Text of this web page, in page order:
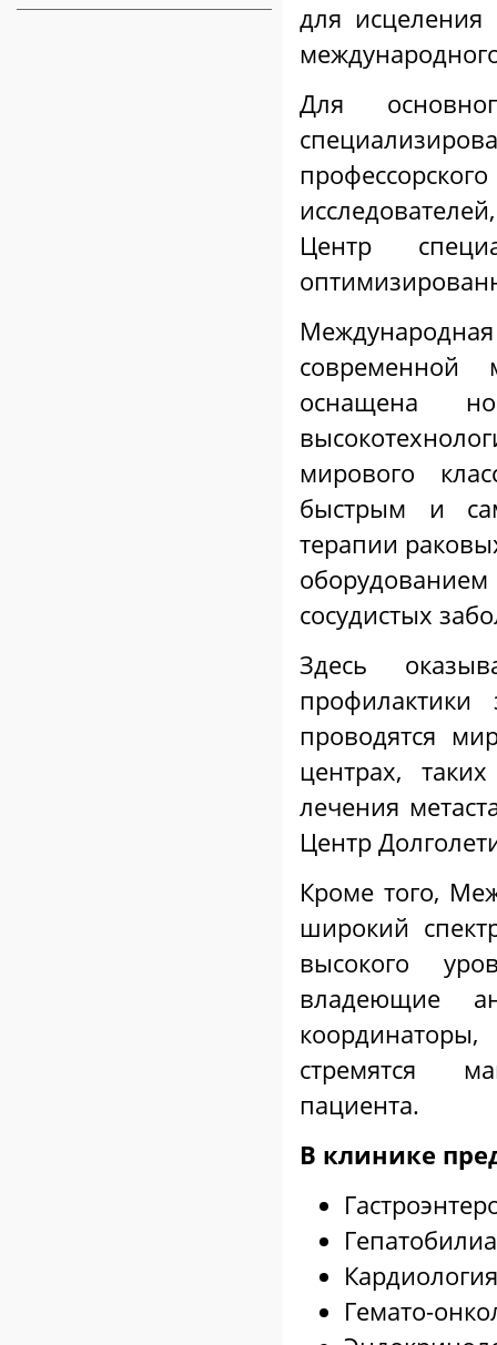
для
Для
Центр
оснащена
мирового
быстрым и
терапии
сосудистых
Здесь
профилактики
проводятся
центрах,
лечения
Центр
Кроме того,
широкий
высокого
владеющие
стремятся
пациента.
В клинике
Кардиология
Гемато-